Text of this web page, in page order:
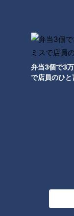
弁当3個で3
で店員のひと
こうして中島さん
成し、１９２５年